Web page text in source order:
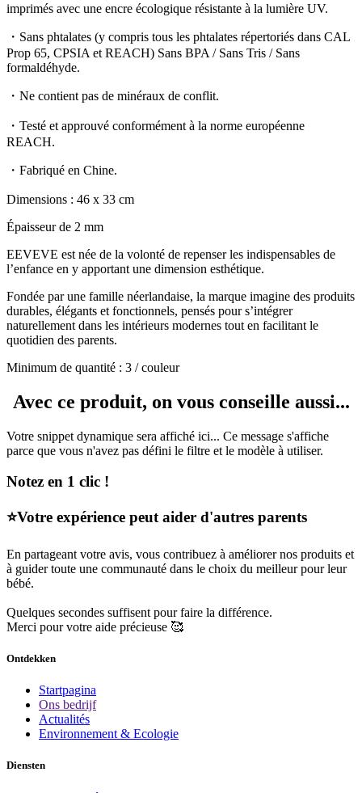
imprimés avec une encre écologique résistante à la lumière UV.
・Sans phtalates (y compris tous les phtalates répertoriés dans CAL
Prop 65, CPSIA et REACH) Sans BPA / Sans Tris / Sans
formaldéhyde.
・Ne contient pas de minéraux de conflit.
・Testé et approuvé conformément à la norme européenne
REACH.
・Fabriqué en Chine.
Dimensions : 46 x 33 cm
Épaisseur de 2 mm
EEVEVE est née de la volonté de repenser les indispensables de
l’enfance en y apportant une dimension esthétique.
Fondée par une famille néerlandaise, la marque imagine des produits
durables, élégants et fonctionnels, pensés pour s’intégrer
naturellement dans les intérieurs modernes tout en facilitant le
quotidien des parents.
Minimum de quantité : 3 / couleur
Avec ce produit, on vous conseille aussi...
Votre snippet dynamique sera affiché ici... Ce message s'affiche
parce que vous n'avez pas défini le filtre et le modèle à utiliser.
Notez en 1 clic !
⭐Votre expérience peut aider d'autres parents
En partageant votre avis, vous contribuez à améliorer nos produits et
à guider toute une communauté dans le choix du meilleur pour leur
bébé.
Quelques secondes suffisent pour faire la différence.
Merci pour votre aide précieuse 🥰
Ontdekken
Startpagina
Ons bedrijf
Actualités
Environnement & Ecologie
Diensten